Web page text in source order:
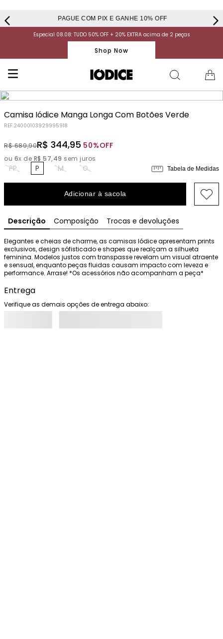
PAGUE COM PIX E GANHE 10% OFF
Especial 08.08: TUDO 50% OFF + 20% EXTRA acima de 2 peças
Shop Now
Camisa Iódice Manga Longa Com Botões Verde
REF.24000103929995918
R$ 689,90R$ 344,95 50%OFF
ou 6x de R$ 57,49 sem juros
PP P M G Tabela de Medidas
Adicionar à sacola
Descrição Composição Trocas e devoluções
Elegantes e cheias de charme, as camisas Iódice apresentam prints
exclusivos, design sófisticado e shapes que realçam a silhueta
feminina. Modelos justos com transpasse revelam um visual atraente
e sensual, enquanto peças fluidas causam impacto com leveza e
performance. Arrase! *Os acessórios não acompanham a peça*
Entrega
Verifique as demais opções de entrega abaixo: